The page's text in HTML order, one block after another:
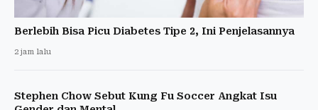
Berlebih Bisa Picu Diabetes Tipe 2, Ini Penjelasannya
2 jam lalu
Stephen Chow Sebut Kung Fu Soccer Angkat Isu